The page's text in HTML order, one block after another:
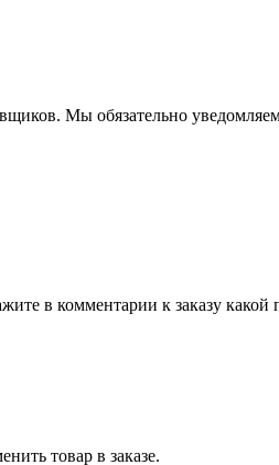
Мы обязательно
в комментарии к заказу
товар в заказе.